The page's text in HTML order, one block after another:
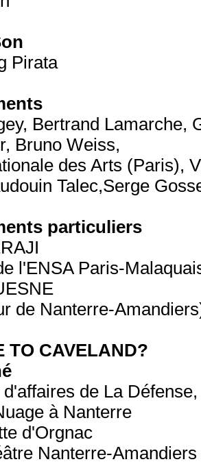
Pirata
Bertrand Lamarche,
Bruno Weiss,
des Arts (Paris),
Talec,Serge
particuliers
l'ENSA Paris-
de Nanterre-
TO CAVELAND?
d'affaires de La
à Nanterre
d'Orgnac
Nanterre-Amandiers